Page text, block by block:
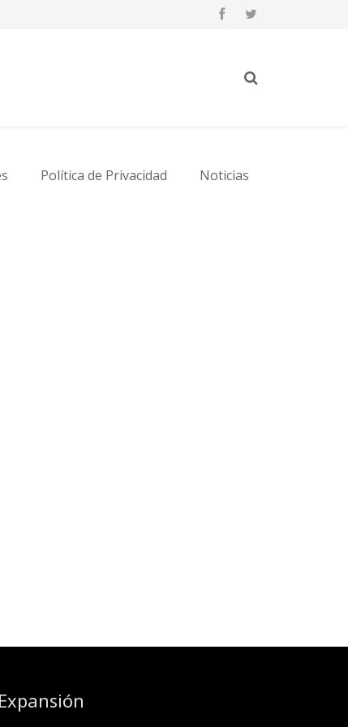
Política de Privacidad Noticias
Expansión